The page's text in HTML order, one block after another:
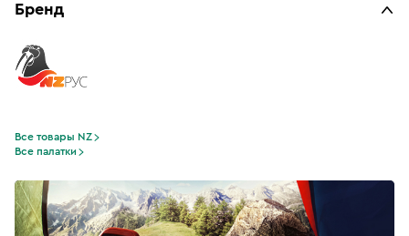
Бренд
Все товары NZ
Все палатки